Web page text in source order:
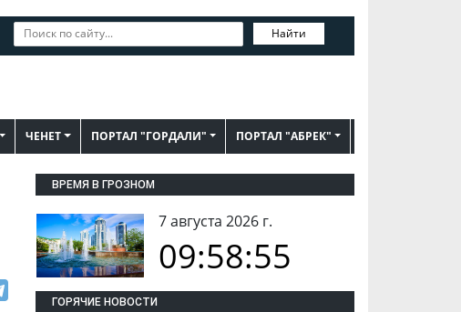
Найти
ЧЕНЕТ ПОРТАЛ "ГОРДАЛИ" ПОРТАЛ "АБРЕК"
ВРЕМЯ В ГРОЗНОМ
7 августа 2026 г.
09:58:56
ГОРЯЧИЕ НОВОСТИ